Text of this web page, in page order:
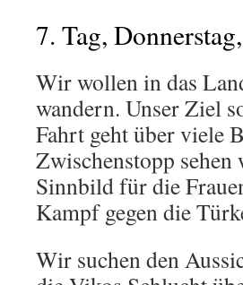
7. Tag,
Wir wollen in das
wandern. Unser Ziel
Fahrt geht über viele
Zwischenstopp
Sinnbild für die
Kampf gegen die
Wir suchen den